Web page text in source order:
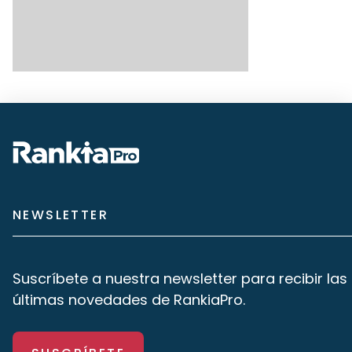
NEWSLETTER
Suscríbete a nuestra newsletter para recibir las
últimas novedades de RankiaPro.